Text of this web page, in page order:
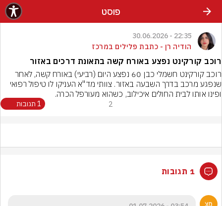
פוסט
22:35 - 30.06.2026
הודיה רן - כתבת פלילים במרכז
רוכב קורקינט נפצע באורח קשה בתאונת דרכים באזור
רוכב קורקינט חשמלי כבן 60 נפצע היום (רביעי) באורח קשה, לאחר
ופינו אותו לבית החולים איכילוב, כשהוא מעורפל הכרה.
2 1 תגובות
1 תגובות